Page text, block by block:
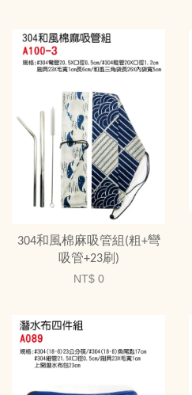
304和風棉麻吸管組(粗+彎
吸管+23刷)
NT$ 0